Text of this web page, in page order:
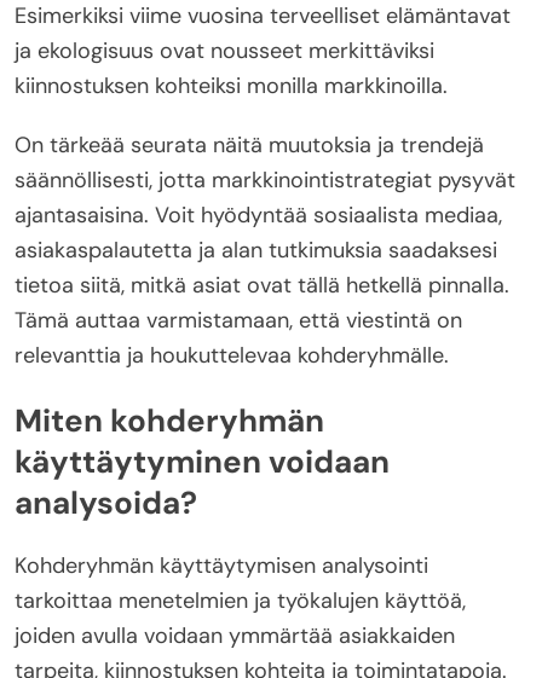
Esimerkiksi viime vuosina terveelliset elämäntavat
ja ekologisuus ovat nousseet merkittäviksi
kiinnostuksen kohteiksi monilla markkinoilla.
On tärkeää seurata näitä muutoksia ja trendejä
säännöllisesti, jotta markkinointistrategiat pysyvät
ajantasaisina. Voit hyödyntää sosiaalista mediaa,
asiakaspalautetta ja alan tutkimuksia saadaksesi
tietoa siitä, mitkä asiat ovat tällä hetkellä pinnalla.
Tämä auttaa varmistamaan, että viestintä on
relevanttia ja houkuttelevaa kohderyhmälle.
Miten kohderyhmän
käyttäytyminen voidaan
analysoida?
Kohderyhmän käyttäytymisen analysointi
tarkoittaa menetelmien ja työkalujen käyttöä,
joiden avulla voidaan ymmärtää asiakkaiden
tarpeita, kiinnostuksen kohteita ja toimintatapoja.